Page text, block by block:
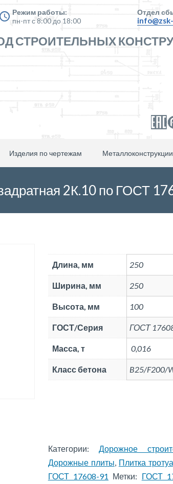
Режим работы:
пн-пт с 8:00 до 18:00
Отдел
СТРОИТЕЛЬНЫХ
Изделия по чертежам Металлоконструкции
2К.10 по ГОСТ
Длина, мм 250
Ширина, мм 250
Высота, мм 100
ГОСТ/Серия ГОСТ
Масса, т 0,016
Класс бетона B25/F200/
Категории: Дорожное
Дорожные плиты, Плитка
ГОСТ 17608-91 Метки: ГОСТ